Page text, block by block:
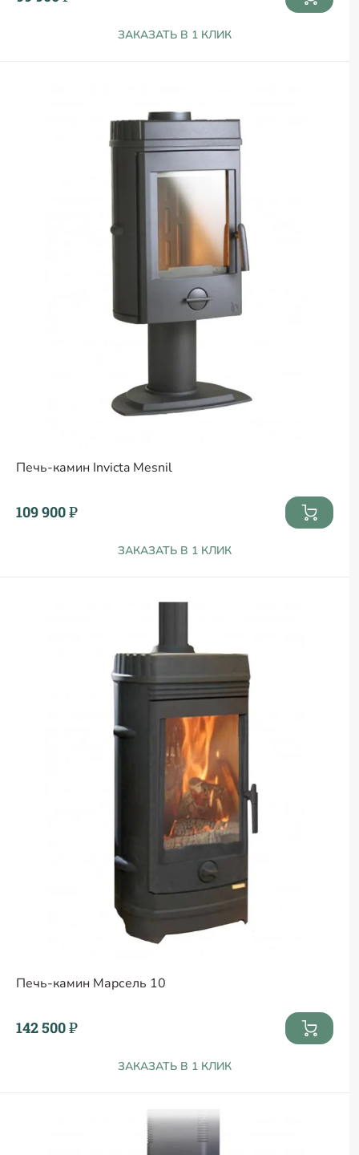
ЗАКАЗАТЬ В 1 КЛИК
Печь-камин Invicta Mesnil
109 900 ₽
ЗАКАЗАТЬ В 1 КЛИК
Печь-камин Марсель 10
142 500 ₽
ЗАКАЗАТЬ В 1 КЛИК